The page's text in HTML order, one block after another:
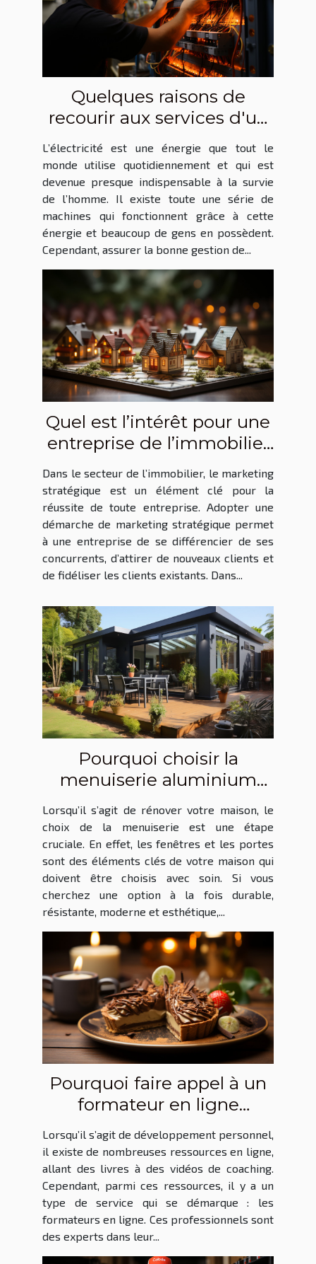
Quelques raisons de
recourir aux services d'un
entrepreneur général en
électricité
L’électricité est une énergie que tout le
monde utilise quotidiennement et qui est
devenue presque indispensable à la survie
de l’homme. Il existe toute une série de
machines qui fonctionnent grâce à cette
énergie et beaucoup de gens en possèdent.
Cependant, assurer la bonne gestion de...
Quel est l’intérêt pour une
entreprise de l’immobilier
de marketing stratégique
?
Dans le secteur de l’immobilier, le marketing
stratégique est un élément clé pour la
réussite de toute entreprise. Adopter une
démarche de marketing stratégique permet
à une entreprise de se différencier de ses
concurrents, d’attirer de nouveaux clients et
de fidéliser les clients existants. Dans...
Pourquoi choisir la
menuiserie aluminium
pour votre rénovation ?
Lorsqu’il s’agit de rénover votre maison, le
choix de la menuiserie est une étape
cruciale. En effet, les fenêtres et les portes
sont des éléments clés de votre maison qui
doivent être choisis avec soin. Si vous
cherchez une option à la fois durable,
résistante, moderne et esthétique,...
Pourquoi faire appel à un
formateur en ligne
spécialisé dans le
développement personnel
?
Lorsqu’il s’agit de développement personnel,
il existe de nombreuses ressources en ligne,
allant des livres à des vidéos de coaching.
Cependant, parmi ces ressources, il y a un
type de service qui se démarque : les
formateurs en ligne. Ces professionnels sont
des experts dans leur...